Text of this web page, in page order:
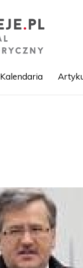
Kalendaria